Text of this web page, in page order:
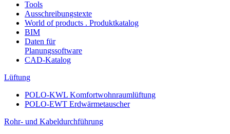
Tools
Ausschreibungstexte
World of products . Produktkatalog
BIM
Daten für
Planungssoftware
CAD-Katalog
Lüftung
POLO-KWL Komfortwohnraumlüftung
POLO-EWT Erdwärmetauscher
Rohr- und Kabeldurchführung